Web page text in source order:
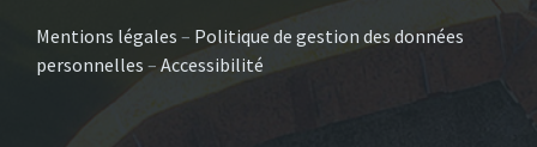
Mentions légales – Politique de gestion des données
personnelles – Accessibilité